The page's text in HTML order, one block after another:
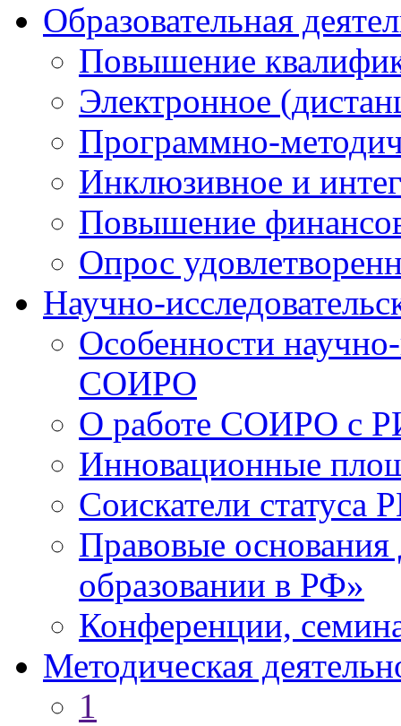
Образовательная
Повышение
Электронное
Программно-
Инклюзивное и
Повышение
Опрос
Научно-
Особенности
СОИРО
О работе СОИРО с
Инновационные
Соискатели статуса
Правовые
образовании в РФ»
Конференции,
Методическая
1